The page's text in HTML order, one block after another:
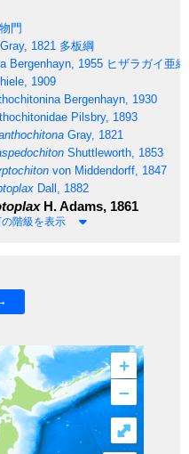
門
Gray, 1821 多板綱
Bergenhayn, 1955 ヒザラガイ亜綱
1909
Bergenhayn, 1930
Pilsbry, 1893
Gray, 1821
Shuttleworth, 1853
von Middendorff, 1847
Dall, 1882
H. Adams, 1861
階級を表示
+
–
⤢